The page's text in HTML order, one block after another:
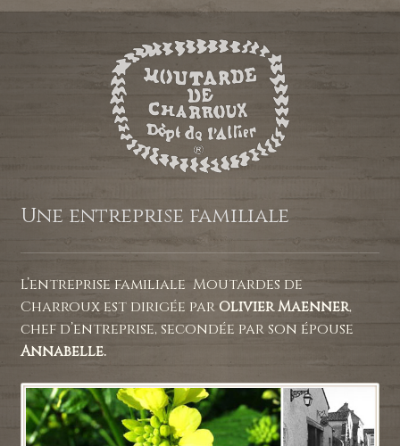
Une entreprise familiale
L’entreprise familiale Moutardes de
Charroux est dirigée par Olivier Maenner,
chef d’entreprise, secondée par son épouse
Annabelle.